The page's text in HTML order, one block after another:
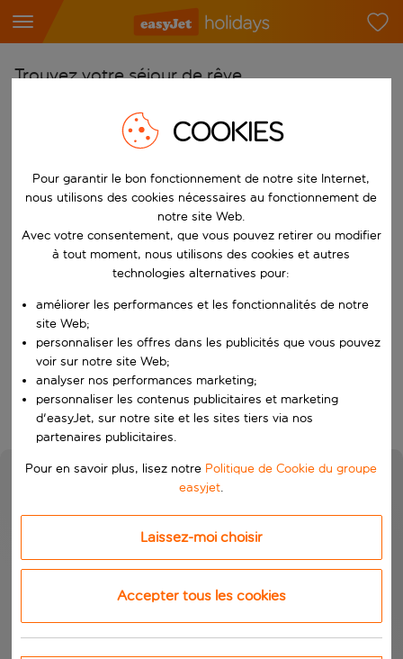
Trouvez votre séjour de rêve
Commencez à taper pour la saisie automatique. Lorsque les
Choisissez votre aéroport
Commencez à taper pour la saisie automatique. Lorsque les
Choisissez votre destination
Vers
Choisissez vos dates
Quand
Qui
Rechercher
COOKIES
Pour garantir le bon fonctionnement de notre site Internet,
nous utilisons des cookies nécessaires au fonctionnement de
notre site Web.
Avec votre consentement, que vous pouvez retirer ou modifier
à tout moment, nous utilisons des cookies et autres
technologies alternatives pour:
améliorer les performances et les fonctionnalités de notre
site Web;
personnaliser les offres dans les publicités que vous pouvez
voir sur notre site Web;
analyser nos performances marketing;
personnaliser les contenus publicitaires et marketing
d'easyJet, sur notre site et les sites tiers via nos
partenaires publicitaires.
Pour en savoir plus, lisez notre Politique de Cookie du groupe
easyjet.
Laissez-moi choisir
Accepter tous les cookies